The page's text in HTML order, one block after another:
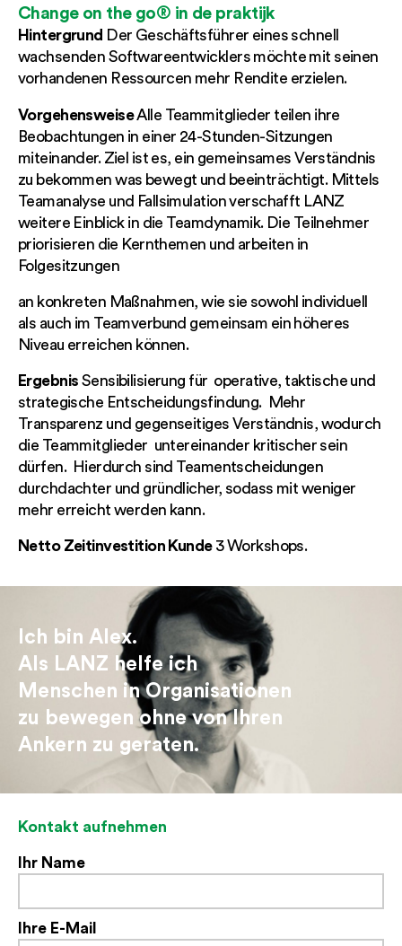
Change on the go® in de praktijk
Hintergrund Der Geschäftsführer eines schnell
wachsenden Softwareentwicklers möchte mit seinen
vorhandenen Ressourcen mehr Rendite erzielen.
VorgehensweiseAlle Teammitglieder teilen ihre
Beobachtungen in einer 24-Stunden-Sitzungen
miteinander. Ziel ist es, ein gemeinsames Verständnis
zu bekommen was bewegt und beeinträchtigt. Mittels
Teamanalyse und Fallsimulation verschafft LANZ
weitere Einblick in die Teamdynamik. Die Teilnehmer
priorisieren die Kernthemen und arbeiten in
Folgesitzungen
an konkreten Maßnahmen, wie sie sowohl individuell
als auch im Teamverbund gemeinsam ein höheres
Niveau erreichen können.
ErgebnisSensibilisierung für operative, taktische und
strategische Entscheidungsfindung. Mehr
Transparenz und gegenseitiges Verständnis, wodurch
die Teammitglieder untereinander kritischer sein
dürfen. Hierdurch sind Teamentscheidungen
durchdachter und gründlicher, sodass mit weniger
mehr erreicht werden kann.
Netto Zeitinvestition Kunde3 Workshops.
Ich bin Alex.
Als LANZ helfe ich
Menschen in Organisationen
zu bewegen ohne von Ihren
Ankern zu geraten.
Kontakt aufnehmen
Ihr Name
Ihre E-Mail